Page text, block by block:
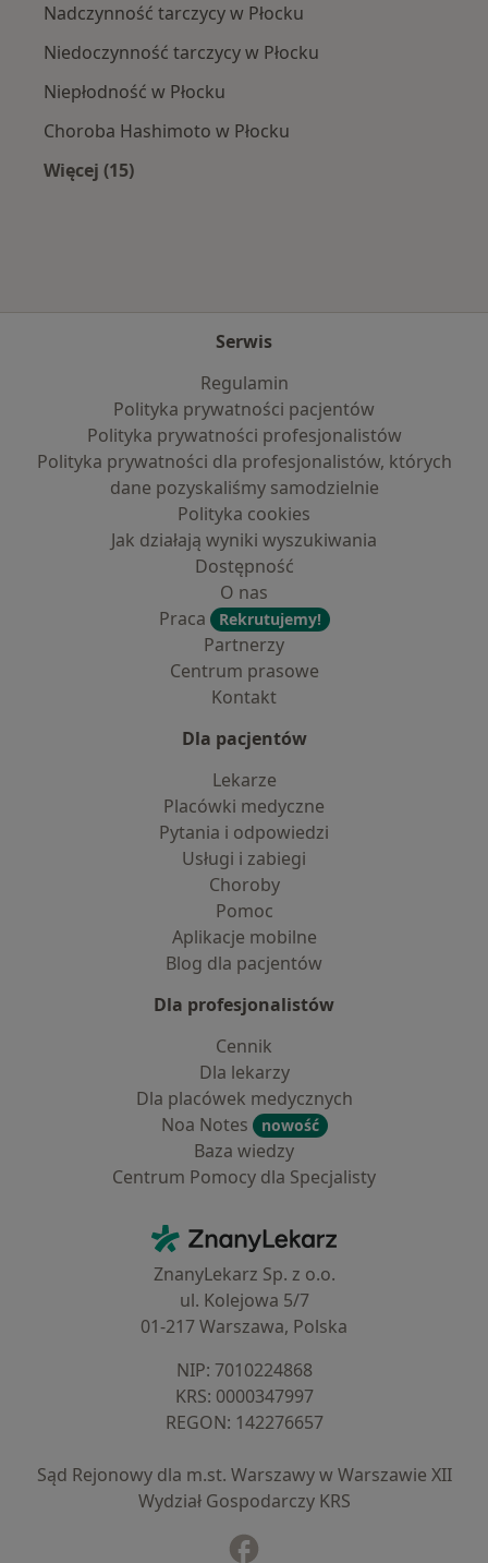
Nadczynność tarczycy w Płocku
Niedoczynność tarczycy w Płocku
Niepłodność w Płocku
Choroba Hashimoto w Płocku
Więcej (15)
Serwis
Regulamin
Polityka prywatności pacjentów
Polityka prywatności profesjonalistów
Polityka prywatności dla profesjonalistów, których
dane pozyskaliśmy samodzielnie
Polityka cookies
Jak działają wyniki wyszukiwania
Dostępność
O nas
Praca
Rekrutujemy!
Partnerzy
Centrum prasowe
Kontakt
Dla pacjentów
Lekarze
Placówki medyczne
Pytania i odpowiedzi
Usługi i zabiegi
Choroby
Pomoc
Aplikacje mobilne
Blog dla pacjentów
Dla profesjonalistów
Cennik
Dla lekarzy
Dla placówek medycznych
Noa Notes
nowość
Baza wiedzy
Centrum Pomocy dla Specjalisty
ZnanyLekarz - Strona główna
ZnanyLekarz Sp. z o.o.
ul. Kolejowa 5/7
01-217 Warszawa, Polska
NIP: ⁠7010224868
KRS: ⁠0000347997
REGON: ⁠142276657
Sąd Rejonowy dla m.st. Warszawy w Warszawie XII
Wydział Gospodarczy KRS